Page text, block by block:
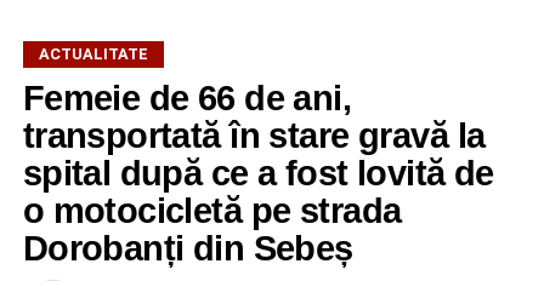
Pentru pompierii din Sebeș, fiecare misiune este
importantă, indiferent dacă este vorba despre salvarea
unei persoane sau a unui animal.
„Pentru noi, fiecare viață contează!”, au transmis
reprezentanții ISU Alba.
ACTUALITATE
Femeie de 66 de ani,
transportată în stare gravă la
spital după ce a fost lovită de
o motocicletă pe strada
Dorobanți din Sebeș